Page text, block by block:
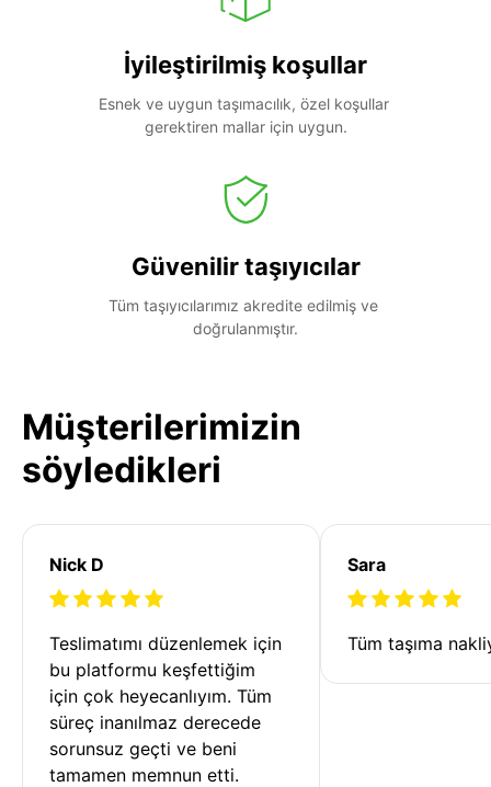
İyileştirilmiş koşullar
Esnek ve uygun taşımacılık, özel koşullar
gerektiren mallar için uygun.
Güvenilir taşıyıcılar
Tüm taşıyıcılarımız akredite edilmiş ve
doğrulanmıştır.
Müşterilerimizin
söyledikleri
Nick D
Teslimatımı düzenlemek için
bu platformu keşfettiğim
için çok heyecanlıyım. Tüm
süreç inanılmaz derecede
sorunsuz geçti ve beni
tamamen memnun etti.
Sara
Tüm taşıma